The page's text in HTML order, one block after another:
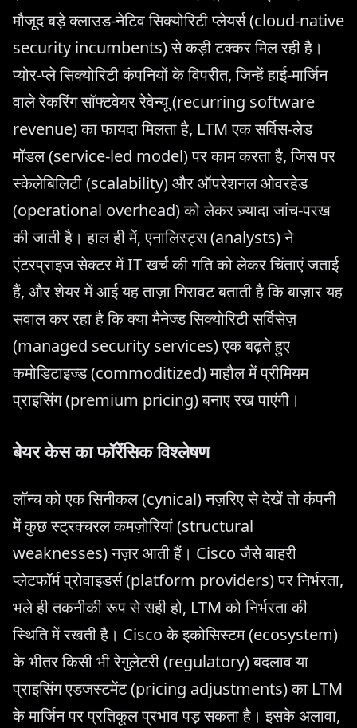
मौजूद बड़े क्लाउड-नेटिव सिक्योरिटी प्लेयर्स (cloud-native
security incumbents) से कड़ी टक्कर मिल रही है।
प्योर-प्ले सिक्योरिटी कंपनियों के विपरीत, जिन्हें हाई-मार्जिन
वाले रेकरिंग सॉफ्टवेयर रेवेन्यू (recurring software
revenue) का फायदा मिलता है, LTM एक सर्विस-लेड
मॉडल (service-led model) पर काम करता है, जिस पर
स्केलेबिलिटी (scalability) और ऑपरेशनल ओवरहेड
(operational overhead) को लेकर ज़्यादा जांच-परख
की जाती है। हाल ही में, एनालिस्ट्स (analysts) ने
एंटरप्राइज सेक्टर में IT खर्च की गति को लेकर चिंताएं जताई
हैं, और शेयर में आई यह ताज़ा गिरावट बताती है कि बाज़ार यह
सवाल कर रहा है कि क्या मैनेज्ड सिक्योरिटी सर्विसेज़
(managed security services) एक बढ़ते हुए
कमोडिटाइज्ड (commoditized) माहौल में प्रीमियम
प्राइसिंग (premium pricing) बनाए रख पाएंगी।
बेयर केस का फॉरेंसिक विश्लेषण
लॉन्च को एक सिनीकल (cynical) नज़रिए से देखें तो कंपनी
में कुछ स्ट्रक्चरल कमज़ोरियां (structural
weaknesses) नज़र आती हैं। Cisco जैसे बाहरी
प्लेटफॉर्म प्रोवाइडर्स (platform providers) पर निर्भरता,
भले ही तकनीकी रूप से सही हो, LTM को निर्भरता की
स्थिति में रखती है। Cisco के इकोसिस्टम (ecosystem)
के भीतर किसी भी रेगुलेटरी (regulatory) बदलाव या
प्राइसिंग एडजस्टमेंट (pricing adjustments) का LTM
के मार्जिन पर प्रतिकूल प्रभाव पड़ सकता है। इसके अलावा,